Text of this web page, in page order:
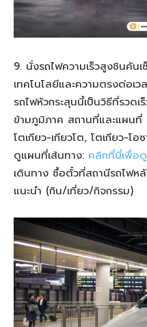
9. นั่งรถไฟความเร็วสูงชินคั
เทคโนโลยีและความตรงต่อเ
รถไฟหัวกระสุนนี้เป็นวิธีที่รวดเ
ข้ามภูมิภาค สถานที่และแผนที่
โตเกียว-เกียวโต, โตเกียว-โอซ
ดูแผนที่เส้นทาง: คลิกที่นี่เพื่อ
เดินทาง ซื้อตั๋วที่สถานีรถไฟห
แนะนำ (กิน/เที่ยว/กิจกรรม)